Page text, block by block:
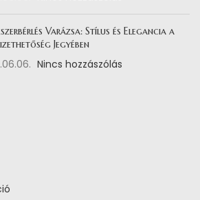
Varázsa: Stílus és Elegancia a
Jegyében
Nincs hozzászólás